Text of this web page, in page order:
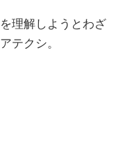
理解しようとわざ
テクシ。